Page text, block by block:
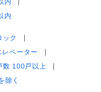
内
内
ック
レベーター
数 100戸以上
除く